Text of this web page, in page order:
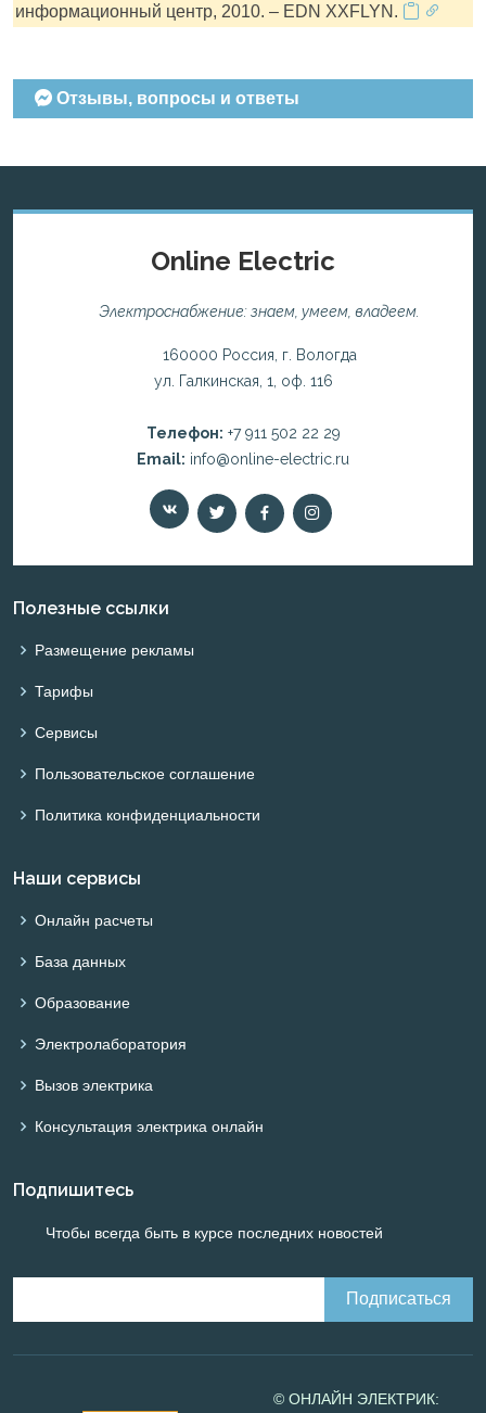
информационный центр, 2010. – EDN XXFLYN.
Отзывы, вопросы и ответы
Online Electric
Электроснабжение: знаем, умеем, владеем.
160000 Россия, г. Вологда
ул. Галкинская, 1, оф. 116
Телефон: +7 911 502 22 29
Email: info@online-electric.ru
Полезные ссылки
Размещение рекламы
Тарифы
Сервисы
Пользовательское соглашение
Политика конфиденциальности
Наши сервисы
Онлайн расчеты
База данных
Образование
Электролаборатория
Вызов электрика
Консультация электрика онлайн
Подпишитесь
Чтобы всегда быть в курсе последних новостей
© ОНЛАЙН ЭЛЕКТРИК: